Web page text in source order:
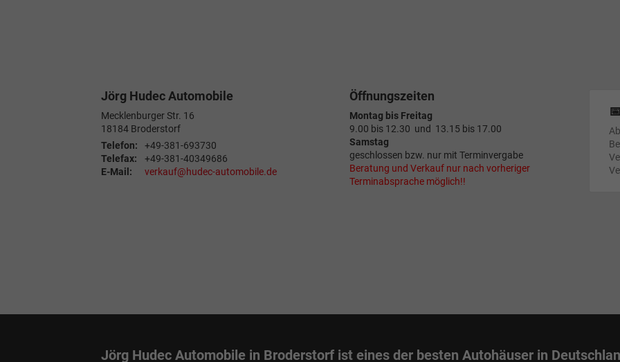
Jörg Hudec Automobile
Mecklenburger Str. 16
18184 Broderstorf
Telefon:
+49-381-693730
Telefax:
+49-381-40349686
E-Mail:
verkauf@hudec-automobile.de
Öffnungszeiten
Montag bis Freitag
9.00 bis 12.30 und 13.15 bis 17.00
Samstag
geschlossen bzw. nur mit Terminvergabe
Beratung und Verkauf nur nach vorheriger
Terminabsprache möglich!!
Jörg Hudec Automobile in Broderstorf ist eines der besten Autohäuser in